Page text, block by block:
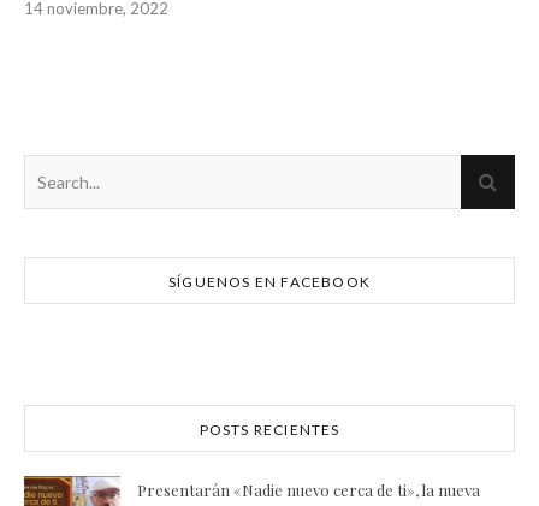
14 noviembre, 2022
SÍGUENOS EN FACEBOOK
POSTS RECIENTES
Presentarán «Nadie nuevo cerca de ti», la nueva